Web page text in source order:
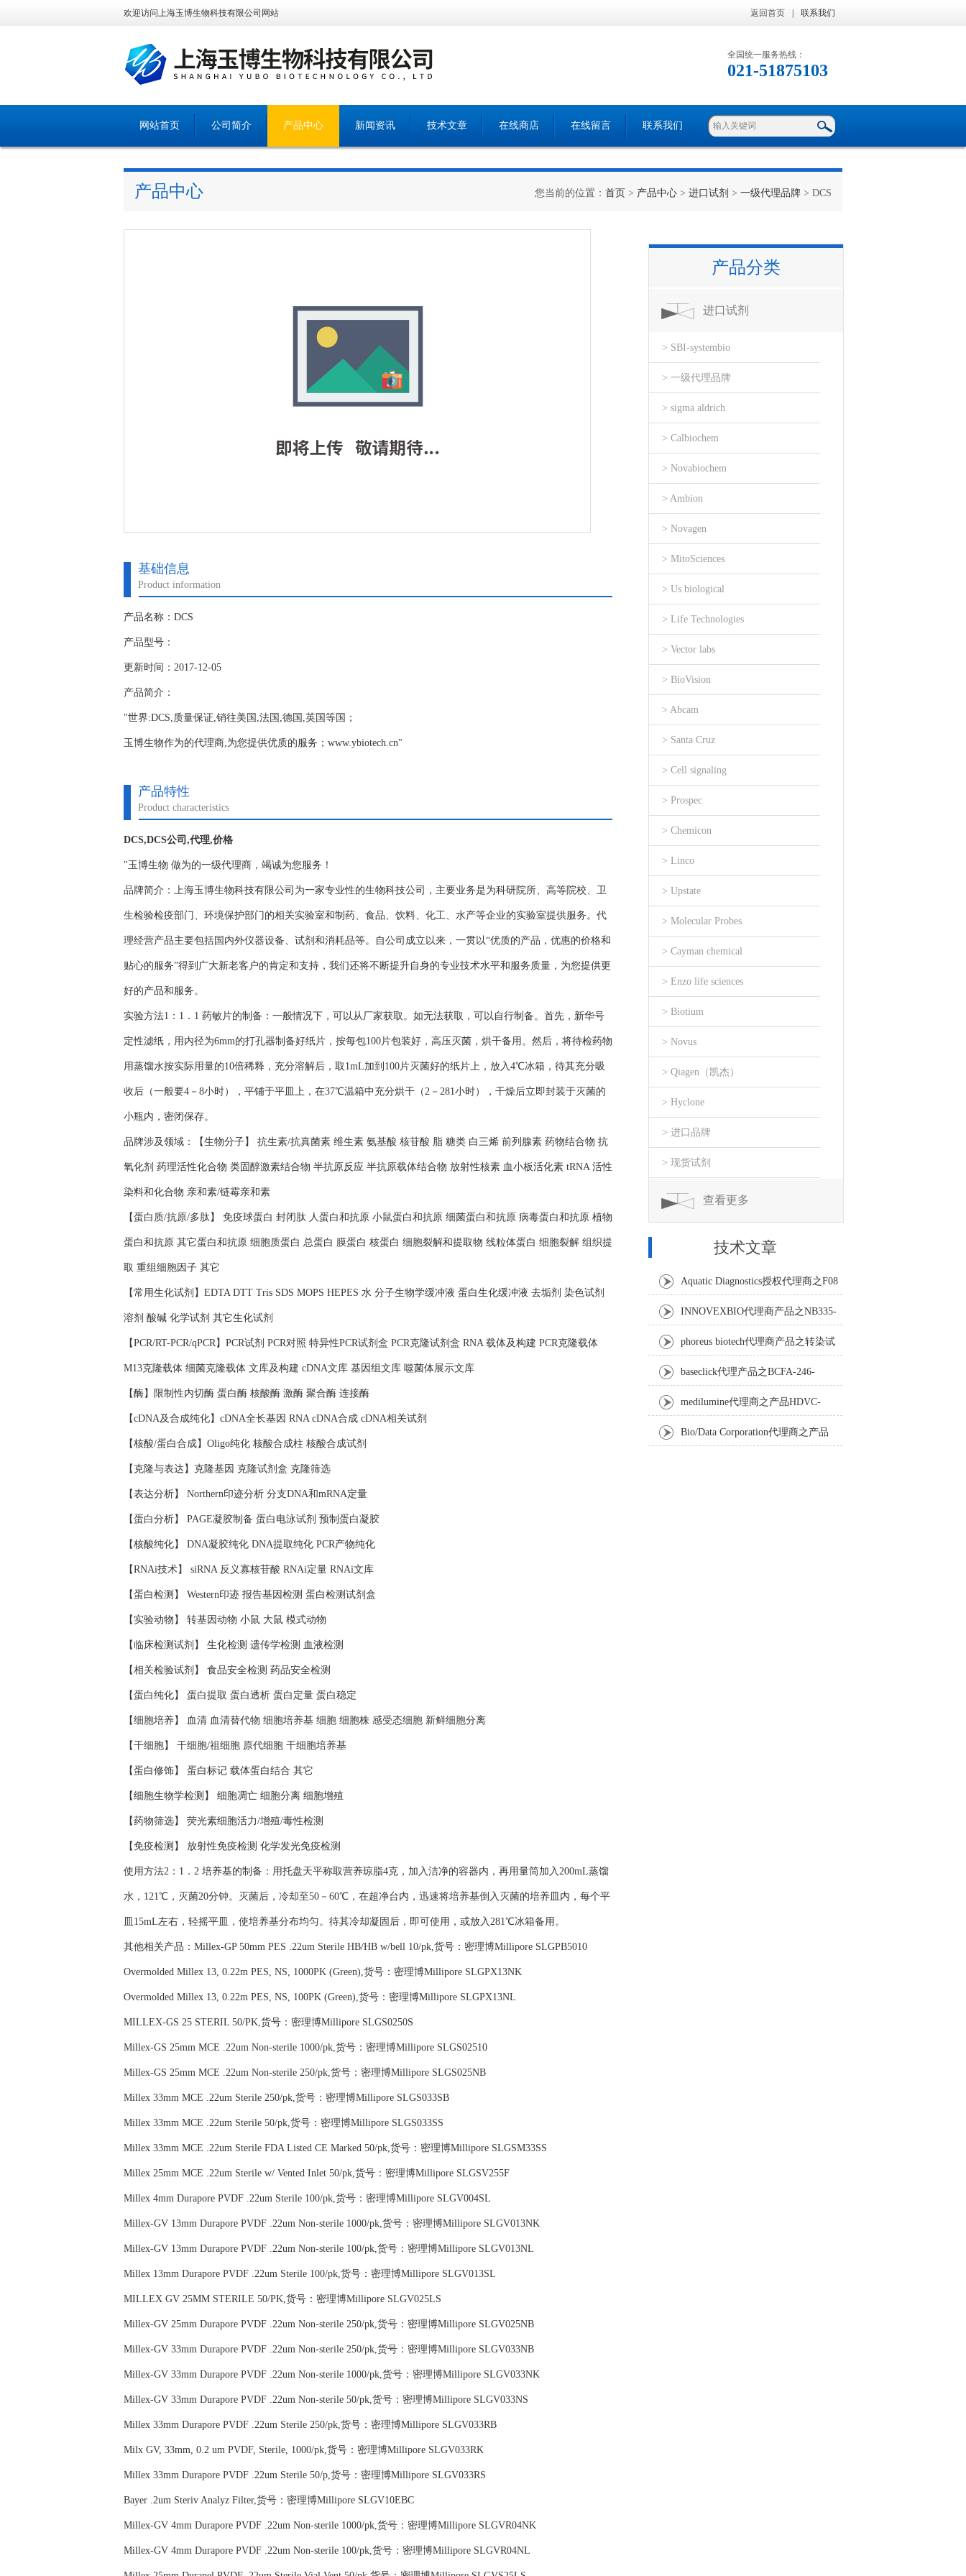
欢迎访问上海玉博生物科技有限公司网站 返回首页 联系我们
全国统一服务热线：
021-51875103
网站首页 公司简介 产品中心 新闻资讯 技术文章 在线商店 在线留言 联系我们
产品中心 您当前的位置： 首页 > 产品中心 > 进口试剂 > 一级代理品牌 > DCS
基础信息
Product information
产品名称：DCS
产品型号：
更新时间：2017-12-05
产品简介：
"世界:DCS,质量保证,销往美国,法国,德国,英国等国；
玉博生物作为的代理商,为您提供优质的服务；www.ybiotech.cn"
产品特性
Product characteristics
DCS,DCS公司,代理,价格
"玉博生物 做为的一级代理商，竭诚为您服务！
品牌简介：上海玉博生物科技有限公司为一家专业性的生物科技公司，主要业务是为科研院所、高等院校、卫
生检验检疫部门、环境保护部门的相关实验室和制药、食品、饮料、化工、水产等企业的实验室提供服务。代
理经营产品主要包括国内外仪器设备、试剂和消耗品等。自公司成立以来，一贯以“优质的产品，优惠的价格和
贴心的服务”得到广大新老客户的肯定和支持，我们还将不断提升自身的专业技术水平和服务质量，为您提供更
好的产品和服务。
实验方法1：1．1 药敏片的制备：一般情况下，可以从厂家获取。如无法获取，可以自行制备。首先，新华号
定性滤纸，用内径为6mm的打孔器制备好纸片，按每包100片包装好，高压灭菌，烘干备用。然后，将待检药物
用蒸馏水按实际用量的10倍稀释，充分溶解后，取1mL加到100片灭菌好的纸片上，放入4℃冰箱，待其充分吸
收后（一般要4－8小时），平铺于平皿上，在37℃温箱中充分烘干（2－281小时），干燥后立即封装于灭菌的
小瓶内，密闭保存。
品牌涉及领域：【生物分子】 抗生素/抗真菌素 维生素 氨基酸 核苷酸 脂 糖类 白三烯 前列腺素 药物结合物 抗
氧化剂 药理活性化合物 类固醇激素结合物 半抗原反应 半抗原载体结合物 放射性核素 血小板活化素 tRNA 活性
染料和化合物 亲和素/链霉亲和素
【蛋白质/抗原/多肽】 免疫球蛋白 封闭肽 人蛋白和抗原 小鼠蛋白和抗原 细菌蛋白和抗原 病毒蛋白和抗原 植物
蛋白和抗原 其它蛋白和抗原 细胞质蛋白 总蛋白 膜蛋白 核蛋白 细胞裂解和提取物 线粒体蛋白 细胞裂解 组织提
取 重组细胞因子 其它
【常用生化试剂】EDTA DTT Tris SDS MOPS HEPES 水 分子生物学缓冲液 蛋白生化缓冲液 去垢剂 染色试剂
溶剂 酸碱 化学试剂 其它生化试剂
【PCR/RT-PCR/qPCR】PCR试剂 PCR对照 特异性PCR试剂盒 PCR克隆试剂盒 RNA 载体及构建 PCR克隆载体
M13克隆载体 细菌克隆载体 文库及构建 cDNA文库 基因组文库 噬菌体展示文库
【酶】限制性内切酶 蛋白酶 核酸酶 激酶 聚合酶 连接酶
【cDNA及合成纯化】cDNA全长基因 RNA cDNA合成 cDNA相关试剂
【核酸/蛋白合成】Oligo纯化 核酸合成柱 核酸合成试剂
【克隆与表达】克隆基因 克隆试剂盒 克隆筛选
【表达分析】 Northern印迹分析 分支DNA和mRNA定量
【蛋白分析】 PAGE凝胶制备 蛋白电泳试剂 预制蛋白凝胶
【核酸纯化】 DNA凝胶纯化 DNA提取纯化 PCR产物纯化
【RNAi技术】 siRNA 反义寡核苷酸 RNAi定量 RNAi文库
【蛋白检测】 Western印迹 报告基因检测 蛋白检测试剂盒
【实验动物】 转基因动物 小鼠 大鼠 模式动物
【临床检测试剂】 生化检测 遗传学检测 血液检测
【相关检验试剂】 食品安全检测 药品安全检测
【蛋白纯化】 蛋白提取 蛋白透析 蛋白定量 蛋白稳定
【细胞培养】 血清 血清替代物 细胞培养基 细胞 细胞株 感受态细胞 新鲜细胞分离
【干细胞】 干细胞/祖细胞 原代细胞 干细胞培养基
【蛋白修饰】 蛋白标记 载体蛋白结合 其它
【细胞生物学检测】 细胞凋亡 细胞分离 细胞增殖
【药物筛选】 荧光素细胞活力/增殖/毒性检测
【免疫检测】 放射性免疫检测 化学发光免疫检测
使用方法2：1．2 培养基的制备：用托盘天平称取营养琼脂4克，加入洁净的容器内，再用量筒加入200mL蒸馏
水，121℃，灭菌20分钟。灭菌后，冷却至50－60℃，在超净台内，迅速将培养基倒入灭菌的培养皿内，每个平
皿15mL左右，轻摇平皿，使培养基分布均匀。待其冷却凝固后，即可使用，或放入281℃冰箱备用。
其他相关产品：Millex-GP 50mm PES .22um Sterile HB/HB w/bell 10/pk,货号：密理博Millipore SLGPB5010
Overmolded Millex 13, 0.22m PES, NS, 1000PK (Green),货号：密理博Millipore SLGPX13NK
Overmolded Millex 13, 0.22m PES, NS, 100PK (Green),货号：密理博Millipore SLGPX13NL
MILLEX-GS 25 STERIL 50/PK,货号：密理博Millipore SLGS0250S
Millex-GS 25mm MCE .22um Non-sterile 1000/pk,货号：密理博Millipore SLGS02510
Millex-GS 25mm MCE .22um Non-sterile 250/pk,货号：密理博Millipore SLGS025NB
Millex 33mm MCE .22um Sterile 250/pk,货号：密理博Millipore SLGS033SB
Millex 33mm MCE .22um Sterile 50/pk,货号：密理博Millipore SLGS033SS
Millex 33mm MCE .22um Sterile FDA Listed CE Marked 50/pk,货号：密理博Millipore SLGSM33SS
Millex 25mm MCE .22um Sterile w/ Vented Inlet 50/pk,货号：密理博Millipore SLGSV255F
Millex 4mm Durapore PVDF .22um Sterile 100/pk,货号：密理博Millipore SLGV004SL
Millex-GV 13mm Durapore PVDF .22um Non-sterile 1000/pk,货号：密理博Millipore SLGV013NK
Millex-GV 13mm Durapore PVDF .22um Non-sterile 100/pk,货号：密理博Millipore SLGV013NL
Millex 13mm Durapore PVDF .22um Sterile 100/pk,货号：密理博Millipore SLGV013SL
MILLEX GV 25MM STERILE 50/PK,货号：密理博Millipore SLGV025LS
Millex-GV 25mm Durapore PVDF .22um Non-sterile 250/pk,货号：密理博Millipore SLGV025NB
Millex-GV 33mm Durapore PVDF .22um Non-sterile 250/pk,货号：密理博Millipore SLGV033NB
Millex-GV 33mm Durapore PVDF .22um Non-sterile 1000/pk,货号：密理博Millipore SLGV033NK
Millex-GV 33mm Durapore PVDF .22um Non-sterile 50/pk,货号：密理博Millipore SLGV033NS
Millex 33mm Durapore PVDF .22um Sterile 250/pk,货号：密理博Millipore SLGV033RB
Milx GV, 33mm, 0.2 um PVDF, Sterile, 1000/pk,货号：密理博Millipore SLGV033RK
Millex 33mm Durapore PVDF .22um Sterile 50/p,货号：密理博Millipore SLGV033RS
Bayer .2um Steriv Analyz Filter,货号：密理博Millipore SLGV10EBC
Millex-GV 4mm Durapore PVDF .22um Non-sterile 1000/pk,货号：密理博Millipore SLGVR04NK
Millex-GV 4mm Durapore PVDF .22um Non-sterile 100/pk,货号：密理博Millipore SLGVR04NL
产品分类
进口试剂
> SBI-systembio
> 一级代理品牌
> sigma aldrich
> Calbiochem
> Novabiochem
> Ambion
> Novagen
> MitoSciences
> Us biological
> Life Technologies
> Vector labs
> BioVision
> Abcam
> Santa Cruz
> Cell signaling
> Prospec
> Chemicon
> Linco
> Upstate
> Molecular Probes
> Cayman chemical
> Enzo life sciences
> Biotium
> Novus
> Qiagen（凯杰）
> Hyclone
> 进口品牌
> 现货试剂
查看更多
技术文章
Aquatic Diagnostics授权代理商之F08
Anti-Turbot IgM monoclonal antibody
INNOVEXBIO代理商产品之NB335-
60-60ML Fc Receptor Blocker – Azide-Free
phoreus biotech代理商产品之转染试
剂BAPtofect-25 5mg kit
baseclick代理产品之BCFA-246-
5mg，Tri-β-GalNAc-PEG3-Azide
medilumine代理商之产品HDVC-
121，Fenestra HDVC动物CT造影剂
Bio/Data Corporation代理商之产品